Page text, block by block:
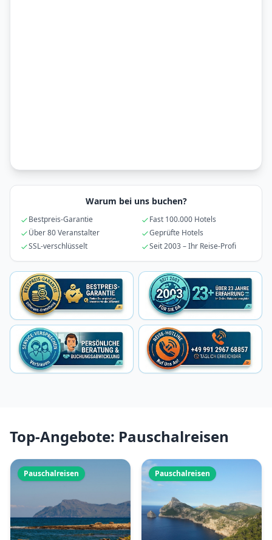
Warum bei uns buchen?
Bestpreis-Garantie
Fast 100.000 Hotels
Über 80 Veranstalter
Geprüfte Hotels
SSL-verschlüsselt
Seit 2003 – Ihr Reise-Profi
Top-Angebote: Pauschalreisen
Pauschalreisen Pauschalreisen